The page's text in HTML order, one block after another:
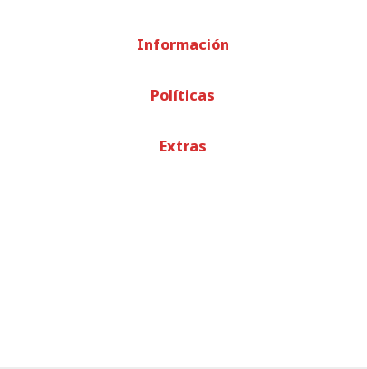
Información
Políticas
Extras